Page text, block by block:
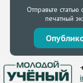
Отправьте статью
печатный